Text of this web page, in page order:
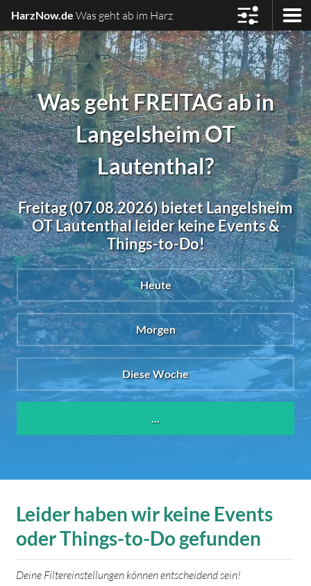
HarzNow.de Was geht ab im Harz
Was geht FREITAG ab in
Langelsheim OT
Lautenthal?
Freitag (07.08.2026) bietet Langelsheim
OT Lautenthal leider keine Events &
Things-to-Do!
Heute
Morgen
Diese Woche
Leider haben wir keine Events
oder Things-to-Do gefunden
Deine Filtereinstellungen können entscheidend sein!